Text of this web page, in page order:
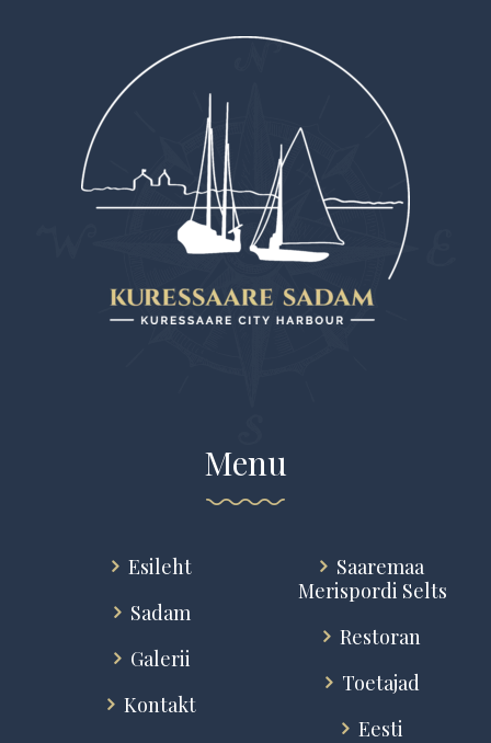
Menu
Esileht
Sadam
Galerii
Kontakt
Saaremaa
Merispordi Selts
Restoran
Toetajad
Eesti